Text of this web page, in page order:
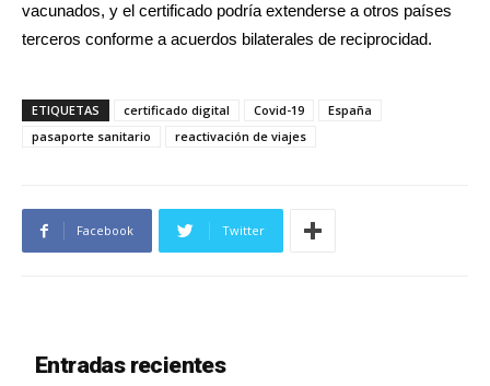
vacunados, y el certificado podría extenderse a otros países
terceros conforme a acuerdos bilaterales de reciprocidad.
ETIQUETAS certificado digital Covid-19
España
pasaporte sanitario
reactivación de viajes
Facebook Twitter
Entradas recientes